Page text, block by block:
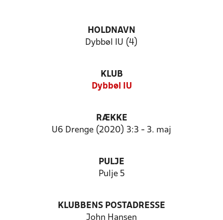
HOLDNAVN
Dybbøl IU (4)
KLUB
Dybbøl IU
RÆKKE
U6 Drenge (2020) 3:3 - 3. maj
PULJE
Pulje 5
KLUBBENS POSTADRESSE
John Hansen